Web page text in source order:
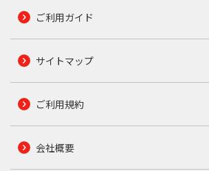
ご利用ガイド
サイトマップ
ご利用規約
会社概要